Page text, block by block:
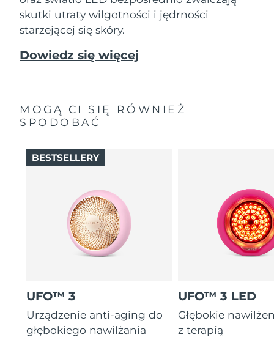
skutki utraty wilgotności i jędrności
starzejącej się skóry.
Dowiedz się więcej
MOGĄ CI SIĘ RÓWNIEŻ
SPODOBAĆ
UFO™ 3
Urządzenie anti-aging do
głębokiego nawilżania
BESTSELLERY
UFO™ 3 LED
Głębokie
z terapią